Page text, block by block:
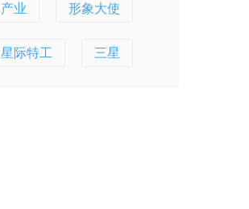
产业 形象大使
星际特工 三星